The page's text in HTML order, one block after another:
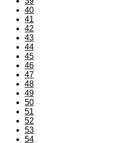
40
41
42
43
44
45
46
47
48
49
50
51
52
53
54